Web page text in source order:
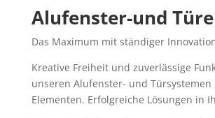
Alufenster-und
Das Maximum mit ständiger
Kreative Freiheit und zuverlässige
unseren Alufenster- und Türsystemen
Elementen. Erfolgreiche Lösungen in